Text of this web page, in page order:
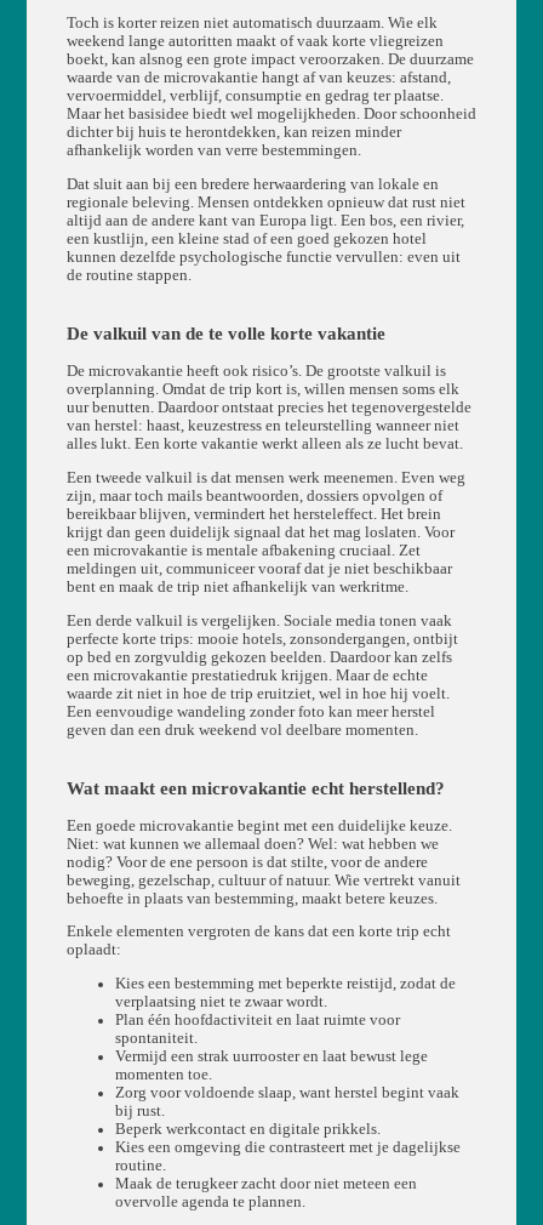
Toch is korter reizen niet automatisch duurzaam. Wie elk
weekend lange autoritten maakt of vaak korte vliegreizen
boekt, kan alsnog een grote impact veroorzaken. De duurzame
waarde van de microvakantie hangt af van keuzes: afstand,
vervoermiddel, verblijf, consumptie en gedrag ter plaatse.
Maar het basisidee biedt wel mogelijkheden. Door schoonheid
dichter bij huis te herontdekken, kan reizen minder
afhankelijk worden van verre bestemmingen.
Dat sluit aan bij een bredere herwaardering van lokale en
regionale beleving. Mensen ontdekken opnieuw dat rust niet
altijd aan de andere kant van Europa ligt. Een bos, een rivier,
een kustlijn, een kleine stad of een goed gekozen hotel
kunnen dezelfde psychologische functie vervullen: even uit
de routine stappen.
De valkuil van de te volle korte vakantie
De microvakantie heeft ook risico’s. De grootste valkuil is
overplanning. Omdat de trip kort is, willen mensen soms elk
uur benutten. Daardoor ontstaat precies het tegenovergestelde
van herstel: haast, keuzestress en teleurstelling wanneer niet
alles lukt. Een korte vakantie werkt alleen als ze lucht bevat.
Een tweede valkuil is dat mensen werk meenemen. Even weg
zijn, maar toch mails beantwoorden, dossiers opvolgen of
bereikbaar blijven, vermindert het hersteleffect. Het brein
krijgt dan geen duidelijk signaal dat het mag loslaten. Voor
een microvakantie is mentale afbakening cruciaal. Zet
meldingen uit, communiceer vooraf dat je niet beschikbaar
bent en maak de trip niet afhankelijk van werkritme.
Een derde valkuil is vergelijken. Sociale media tonen vaak
perfecte korte trips: mooie hotels, zonsondergangen, ontbijt
op bed en zorgvuldig gekozen beelden. Daardoor kan zelfs
een microvakantie prestatiedruk krijgen. Maar de echte
waarde zit niet in hoe de trip eruitziet, wel in hoe hij voelt.
Een eenvoudige wandeling zonder foto kan meer herstel
geven dan een druk weekend vol deelbare momenten.
Wat maakt een microvakantie echt herstellend?
Een goede microvakantie begint met een duidelijke keuze.
Niet: wat kunnen we allemaal doen? Wel: wat hebben we
nodig? Voor de ene persoon is dat stilte, voor de andere
beweging, gezelschap, cultuur of natuur. Wie vertrekt vanuit
behoefte in plaats van bestemming, maakt betere keuzes.
Enkele elementen vergroten de kans dat een korte trip echt
oplaadt:
Kies een bestemming met beperkte reistijd, zodat de
verplaatsing niet te zwaar wordt.
Plan één hoofdactiviteit en laat ruimte voor
spontaniteit.
Vermijd een strak uurrooster en laat bewust lege
momenten toe.
Zorg voor voldoende slaap, want herstel begint vaak
bij rust.
Beperk werkcontact en digitale prikkels.
Kies een omgeving die contrasteert met je dagelijkse
routine.
Maak de terugkeer zacht door niet meteen een
overvolle agenda te plannen.